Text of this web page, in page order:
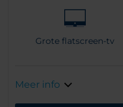
Grote flatscreen-tv
Meer info